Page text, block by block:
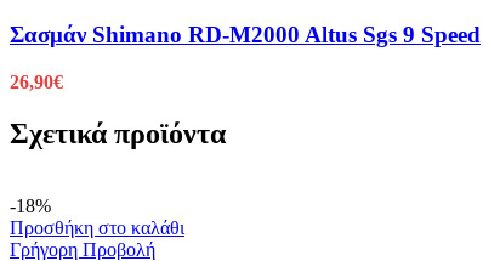
Σασμάν Shimano RD-M2000 Altus Sgs 9 Speed
26,90€
Σχετικά προϊόντα
-18%
Προσθήκη στο καλάθι
Γρήγορη Προβολή